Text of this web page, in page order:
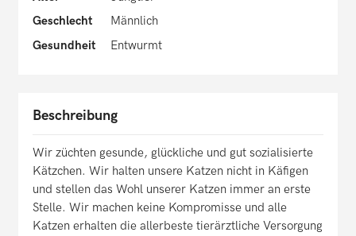
Geschlecht
Männlich
Gesundheit
Entwurmt
Beschreibung
Wir züchten gesunde, glückliche und gut sozialisierte
Kätzchen. Wir halten unsere Katzen nicht in Käfigen
und stellen das Wohl unserer Katzen immer an erste
Stelle. Wir machen keine Kompromisse und alle
Katzen erhalten die allerbeste tierärztliche Versorgung